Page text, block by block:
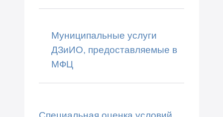
Муниципальные услуги
ДЗиИО, предоставляемые в
МФЦ